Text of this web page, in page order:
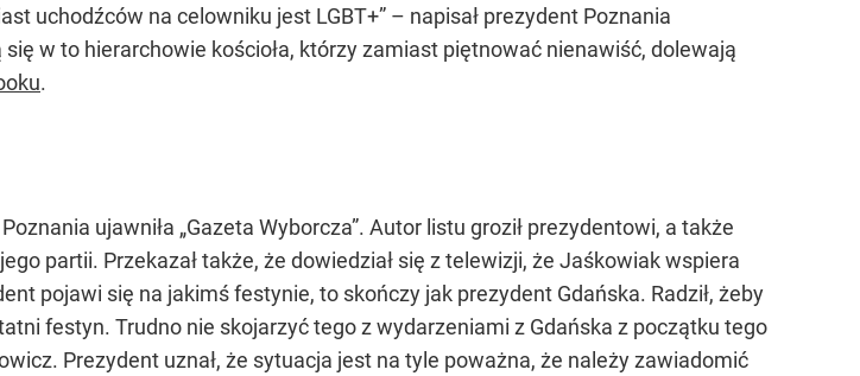
uchodźców na celowniku jest LGBT+” – napisał prezydent Poznania
w to hierarchowie kościoła, którzy zamiast piętnować nienawiść, dolewają
.
ujawniła „Gazeta Wyborcza”. Autor listu groził prezydentowi, a także
partii. Przekazał także, że dowiedział się z telewizji, że Jaśkowiak wspiera
pojawi się na jakimś festynie, to skończy jak prezydent Gdańska. Radził, żeby
festyn. Trudno nie skojarzyć tego z wydarzeniami z Gdańska z początku tego
Prezydent uznał, że sytuacja jest na tyle poważna, że należy zawiadomić